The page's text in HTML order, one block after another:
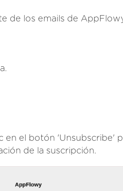
de los emails de
en el botón 'Unsubscribe'
de la suscripción.